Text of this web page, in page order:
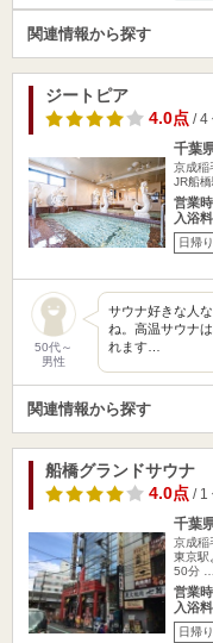
関連情報から探す
ジートピア
4.0点/ 4
千葉
京成稲
JR船
営業
入浴
日帰り
50代～
男性
サウナ好きな人
ね。高温サウナ
れます…
関連情報から探す
船橋グランドサウナ
4.0点/ 1
千葉
京成稲
東京駅
50分 …
営業
入浴
日帰り